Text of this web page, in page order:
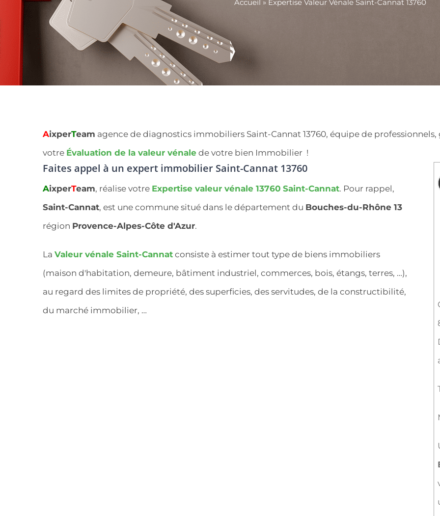
Accueil » Expertise Valeur Vénale Saint-Cannat 13760
AixperTeam agence de diagnostics immobiliers Saint-Cannat 13760, équipe de
votre Évaluation de la valeur vénale de votre bien Immobilier !
Faites appel à un expert immobilier Saint-Cannat 13760
AixperTeam, réalise votre Expertise valeur vénale 13760 Saint-Cannat. Pour rappel,
Saint-Cannat, est une commune situé dans le département du Bouches-du-Rhône 13
région Provence-Alpes-Côte d'Azur.
La Valeur vénale Saint-Cannat consiste à estimer tout type de biens immobiliers
(maison d'habitation, demeure, bâtiment industriel, commerces, bois, étangs, terres, …),
au regard des limites de propriété, des superficies, des servitudes, de la constructibilité,
du marché immobilier, …